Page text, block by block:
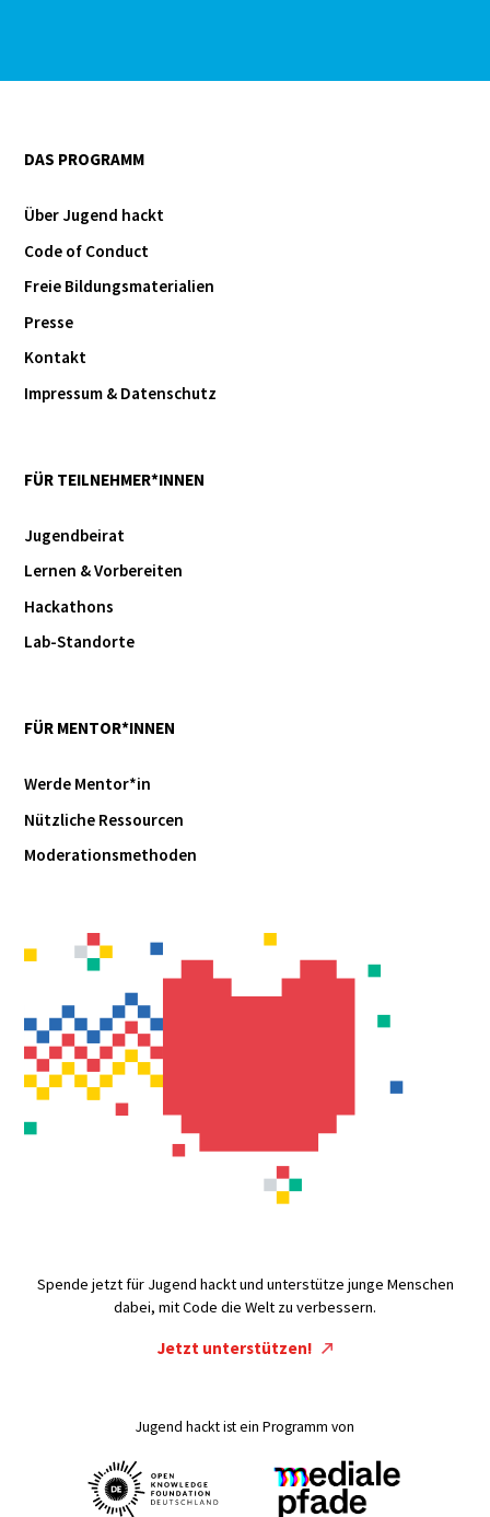
DAS PROGRAMM
Über Jugend hackt
Code of Conduct
Freie Bildungsmaterialien
Presse
Kontakt
Impressum & Datenschutz
FÜR TEILNEHMER*INNEN
Jugendbeirat
Lernen & Vorbereiten
Hackathons
Lab-Standorte
FÜR MENTOR*INNEN
Werde Mentor*in
Nützliche Ressourcen
Moderationsmethoden
Spende jetzt für Jugend hackt und unterstütze junge Menschen
dabei, mit Code die Welt zu verbessern.
Jetzt unterstützen!
Jugend hackt ist ein Programm von